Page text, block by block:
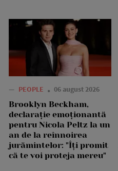
— PEOPLE 06 august 2026
Brooklyn Beckham,
declarație emoționantă
pentru Nicola Peltz la un
an de la reînnoirea
jurămintelor: "Îți promit
că te voi proteja mereu"